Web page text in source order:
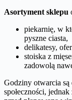
Asortyment sklepu
piekarnię, w
pyszne ciasta,
delikatesy,
stoiska z
zadowolą
Godziny otwarcia są
społeczności,